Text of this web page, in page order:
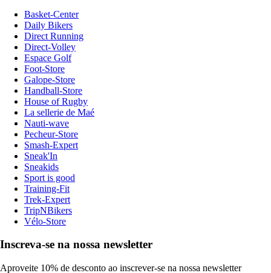
Basket-Center
Daily Bikers
Direct Running
Direct-Volley
Espace Golf
Foot-Store
Galope-Store
Handball-Store
House of Rugby
La sellerie de Maé
Nauti-wave
Pecheur-Store
Smash-Expert
Sneak'In
Sneakids
Sport is good
Training-Fit
Trek-Expert
TripNBikers
Vélo-Store
Inscreva-se na nossa newsletter
Aproveite 10% de desconto ao inscrever-se na nossa newsletter